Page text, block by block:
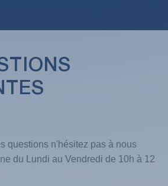
questions n'hésitez pas à nous
du Lundi au Vendredi de 10h à 12